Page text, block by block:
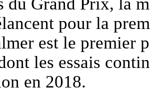
pour la
est le premier
les essais
en 2018.